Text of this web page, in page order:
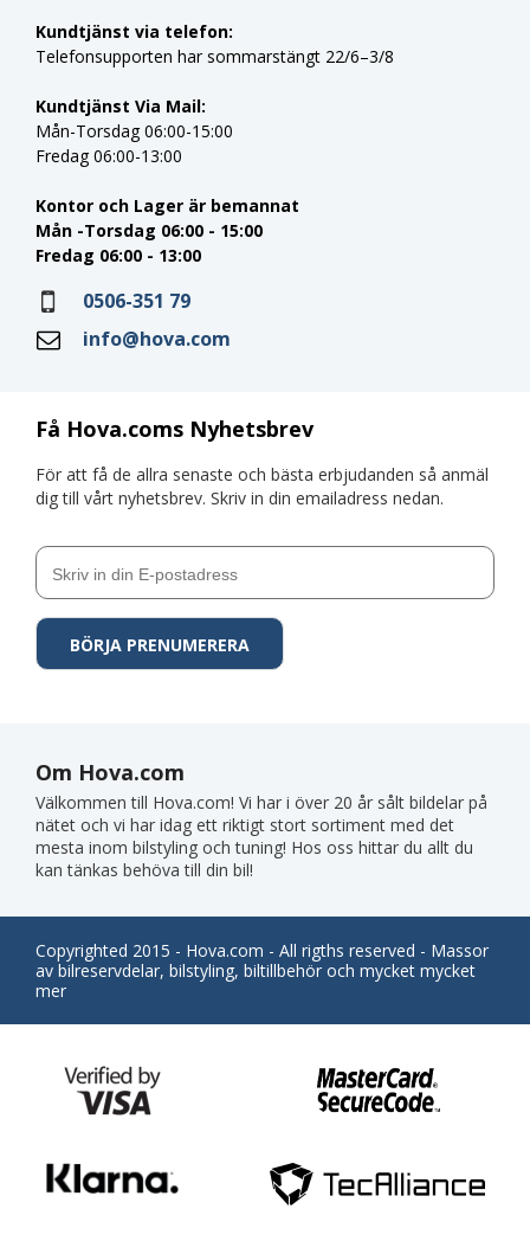
Få Hova.coms Nyhetsbrev
För att få de allra senaste och bästa erbjudanden så anmäl
dig till vårt nyhetsbrev. Skriv in din emailadress nedan.
Kundtjänst via telefon:
Telefonsupporten har sommarstängt 22/6–3/8
Kundtjänst Via Mail:
Mån-Torsdag 06:00-15:00
Fredag 06:00-13:00
Kontor och Lager är bemannat
Mån -Torsdag 06:00 - 15:00
Fredag 06:00 - 13:00
0506-351 79
info@hova.com
Om Hova.com
Välkommen till Hova.com! Vi har i över 20 år sålt bildelar på
nätet och vi har idag ett riktigt stort sortiment med det
mesta inom bilstyling och tuning! Hos oss hittar du allt du
kan tänkas behöva till din bil!
Copyrighted 2015 - Hova.com - All rigths reserved - Massor
av bilreservdelar, bilstyling, biltillbehör och mycket mycket
mer